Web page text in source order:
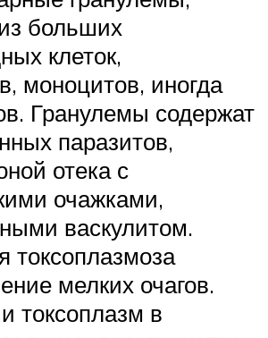
больших
клеток,
моноцитов, иногда
Гранулемы содержат
паразитов,
отека с
очажками,
васкулитом.
токсоплазмоза
мелких очагов.
токсоплазм в